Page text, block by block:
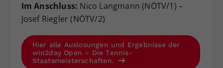
Im Anschluss: Nico Langmann (NÖTV/1) –
Josef Riegler (NÖTV/2)
Hier alle Auslosungen und Ergebnisse der
win2day Open – Die Tennis-
Staatsmeisterschaften.